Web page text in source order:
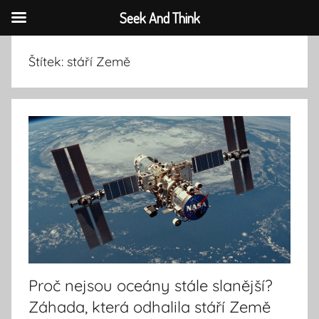
obsahu
Štítek: stáří Země
Proč nejsou oceány stále slanější?
Záhada, která odhalila stáří Země
Seek And Think